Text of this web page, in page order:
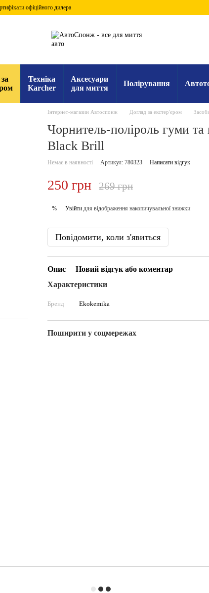
офіційного дилера
Техніка
Karcher
Аксесуари
для миття
Полірування
Інтернет-магазин Автоспонж Догляд за екстер'єром
Чорнитель-поліроль гуми
Black Brill
Немає в наявності Артикул: 780323 Написати відгук
250 грн 269 грн
% Увійтидля відображення накопичувальної знижки
Повідомити, коли з'явиться
Опис
Новий відгук або коментар
Характеристики
Бренд Ekokemika
Поширити у соцмережах